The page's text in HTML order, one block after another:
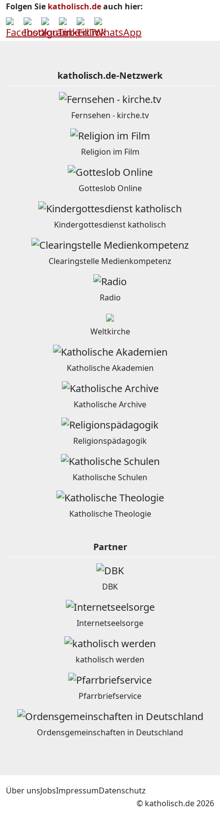
Folgen Sie katholisch.deauch hier:
katholisch.de-Netzwerk
Fernsehen - kirche.tv
Religion im Film
Gotteslob Online
Kindergottesdienst katholisch
Clearingstelle Medienkompetenz
Radio
Weltkirche
Katholische Akademien
Katholische Archive
Religionspädagogik
Katholische Schulen
Katholische Theologie
Partner
DBK
Internetseelsorge
katholisch werden
Pfarrbriefservice
Ordensgemeinschaften in Deutschland
Über unsJobsImpressumDatenschutz
© katholisch.de 2026